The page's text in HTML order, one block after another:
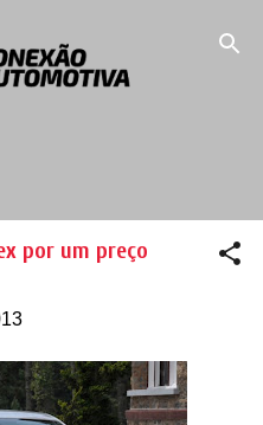
principal
por um preço